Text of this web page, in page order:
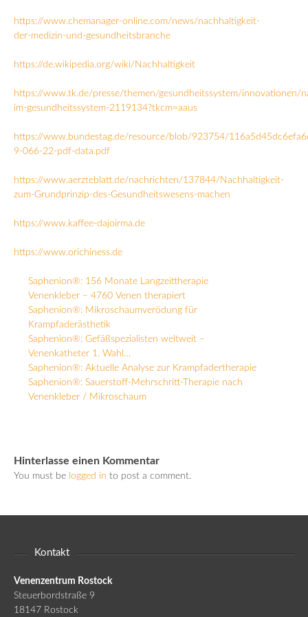
https://www.chemanager-online.com/news/nachhaltigkeit-
der-medizin-und-gesundheitsbranche
https://de.wikipedia.org/wiki/Nachhaltigkeit
https://www.tk.de/presse/themen/gesundheitssystem/innovationen/
im-gesundheitssystem-2119134?tkcm=aaus
https://www.bundestag.de/resource/blob/923754/
9-066-22-pdf-data.pdf
https://www.aerzteblatt.de/nachrichten/137844/Nachhaltigkeit-
zum-Grundprinzip-des-Gesundheitswesens-machen
https://www.kaffee-dajoirma.de
https://www.orichiness.de
Saphenion®: 156 Monate Langzeittherapie
Venenkleber – 4760 Venen therapiert
Saphenion®: Mikroschaumverödung für
Krampfaderästhetik
Saphenion®: Gefäßspezialisten weltweit –
Venenkatheter 1. Wahl…
Saphenion®: Aktuelle Analyse zur Krampfadertherapie
Saphenion®: Sauerstoff-Mehrschritt-Therapie nach
Venenkleber / Mikroschaum
Hinterlasse einen Kommentar
You must be logged in to post a comment.
Kontakt
Venenzentrum Rostock
Steuerbordstraße 9
18147 Rostock